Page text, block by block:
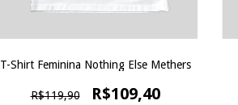
T-Shirt Feminina Nothing Else Methers
R$119,90 R$109,40